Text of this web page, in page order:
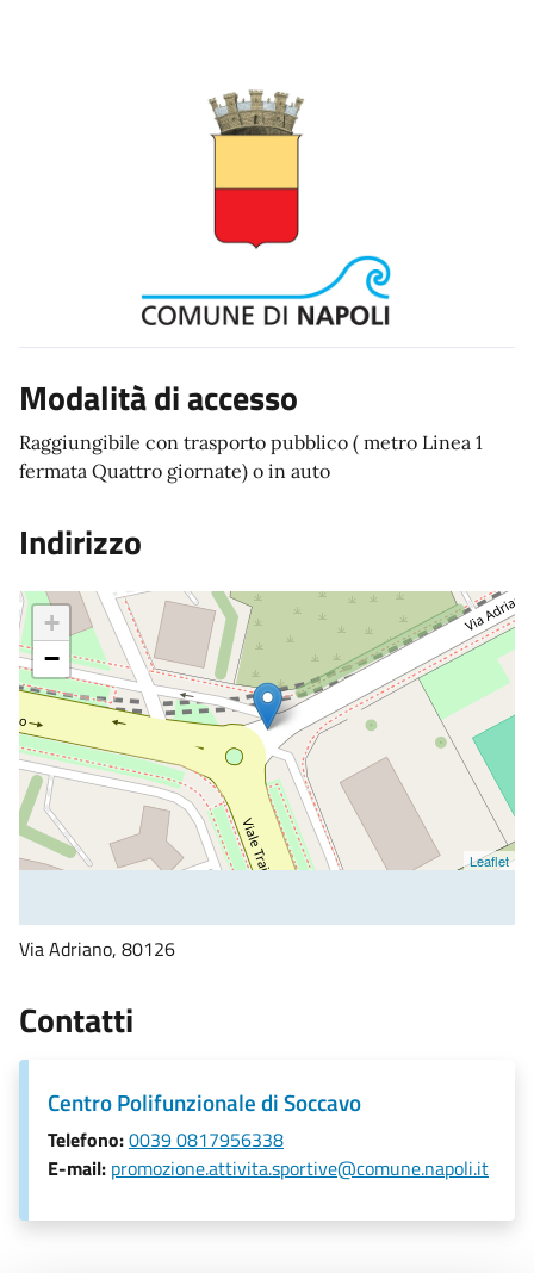
Modalità di accesso
Raggiungibile con trasporto pubblico ( metro Linea 1
fermata Quattro giornate) o in auto
Indirizzo
+
−
Leaflet
Via Adriano, 80126
Contatti
Centro Polifunzionale di Soccavo
Telefono:0039 0817956338
E-mail: promozione.attivita.sportive@comune.napoli.it